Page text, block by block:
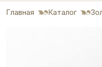
Главная Каталог